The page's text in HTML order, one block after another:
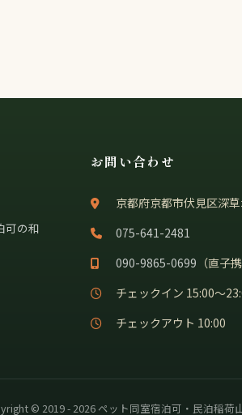
可の和
お問い合わせ
京都府京都市伏見区深
075-641-2481
090-9865-0699 （直子
チェックイン 15:00〜
チェックアウト 10:00
© 2019 - 2026 ペット同室宿泊可・民泊稲荷